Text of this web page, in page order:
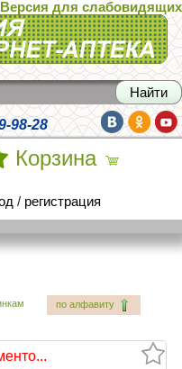
Версия для слабовидящих
98-28
Корзина
/ регистрация
по алфавиту